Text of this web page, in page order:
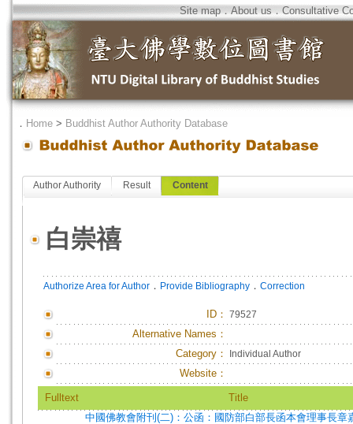
Site map．About us．Consultative
． Home > Buddhist Author Authority Database
Author Authority Result Content
白崇禧
Authorize Area for Author ． Provide Bibliography ． Correction
ID ： 79527
Alternative Names：
Category：
Individual Author
Website：
Fulltext
Title
中國佛教會附刊(二)：公函：國防部白部長函本會理事長章